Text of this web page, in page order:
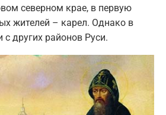
северном крае, в первую
жителей – карел. Однако в
других районов Руси.